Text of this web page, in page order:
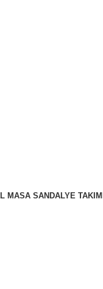
MASA SANDALYE TAKIMI